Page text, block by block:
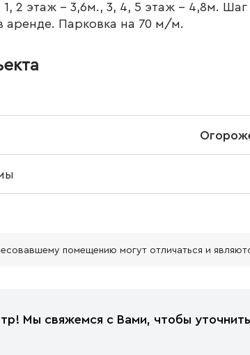
1, 2 этаж - 3,6м., 3, 4, 5 этаж - 4,8м.
аренде. Парковка на 70 м/м.
помещению могут отличаться и
Мы свяжемся с Вами, чтобы